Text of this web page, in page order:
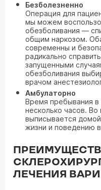
Безболезненно
Операция для
мы можем
обезболивания —
общим наркозом.
современны и
радикально
запущенными
обезболивания
врачом
Амбулаторно
Время пребывания в
несколько часов.
выписывается
жизни и поведению
ЛЕЧЕНИЯ